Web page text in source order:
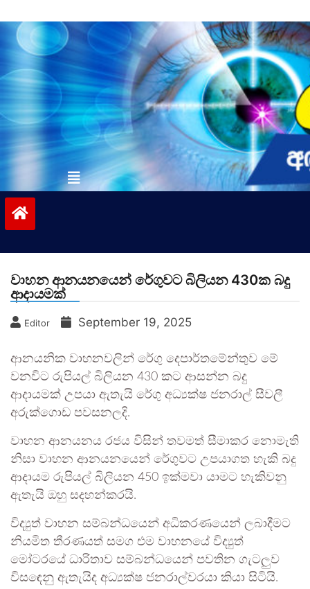
to
contentvinivida.lk
වාහන ආනයනයෙන් රේගුවට බිලියන 430ක බදු
ආදායමක්
Editor September 19, 2025
ආනයනික වාහනවලින් රේගු දෙපාර්තමේන්තුව මේ
වනවිට රුපියල් බිලියන 430 කට ආසන්න බදු
ආදායමක් උපයා ඇතැයි රේගු අධ්‍යක්ෂ ජනරාල් සීවලී
අරුක්ගොඩ පවසනලදි.
වාහන ආනයනය රජය විසින් තවමත් සීමාකර නොමැති
නිසා වාහන ආනයනයෙන් රේගුවට උපයාගත හැකි බදු
ආදායම රුපියල් බිලියන 450 ඉක්මවා යාමට හැකිවනු
ඇතැයි ඔහු සදහන්කරයි.
විද්‍යුත් වාහන සම්බන්ධයෙන් අධිකරණයෙන් ලබාදීමට
නියමිත තීරණයත් සමග එම වාහනයේ විද්‍යුත්
මෝටරයේ ධාරිතාව සම්බන්ධයෙන් පවතින ගැටලුව
විසඳෙනු ඇතැයිද අධ්‍යක්ෂ ජනරාල්වරයා කියා සිටියි.